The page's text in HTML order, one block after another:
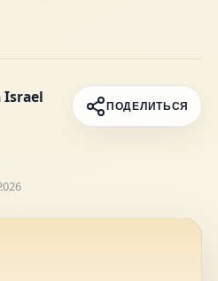
к нам
новости и советы о
Israel ПОДЕЛИТЬСЯ